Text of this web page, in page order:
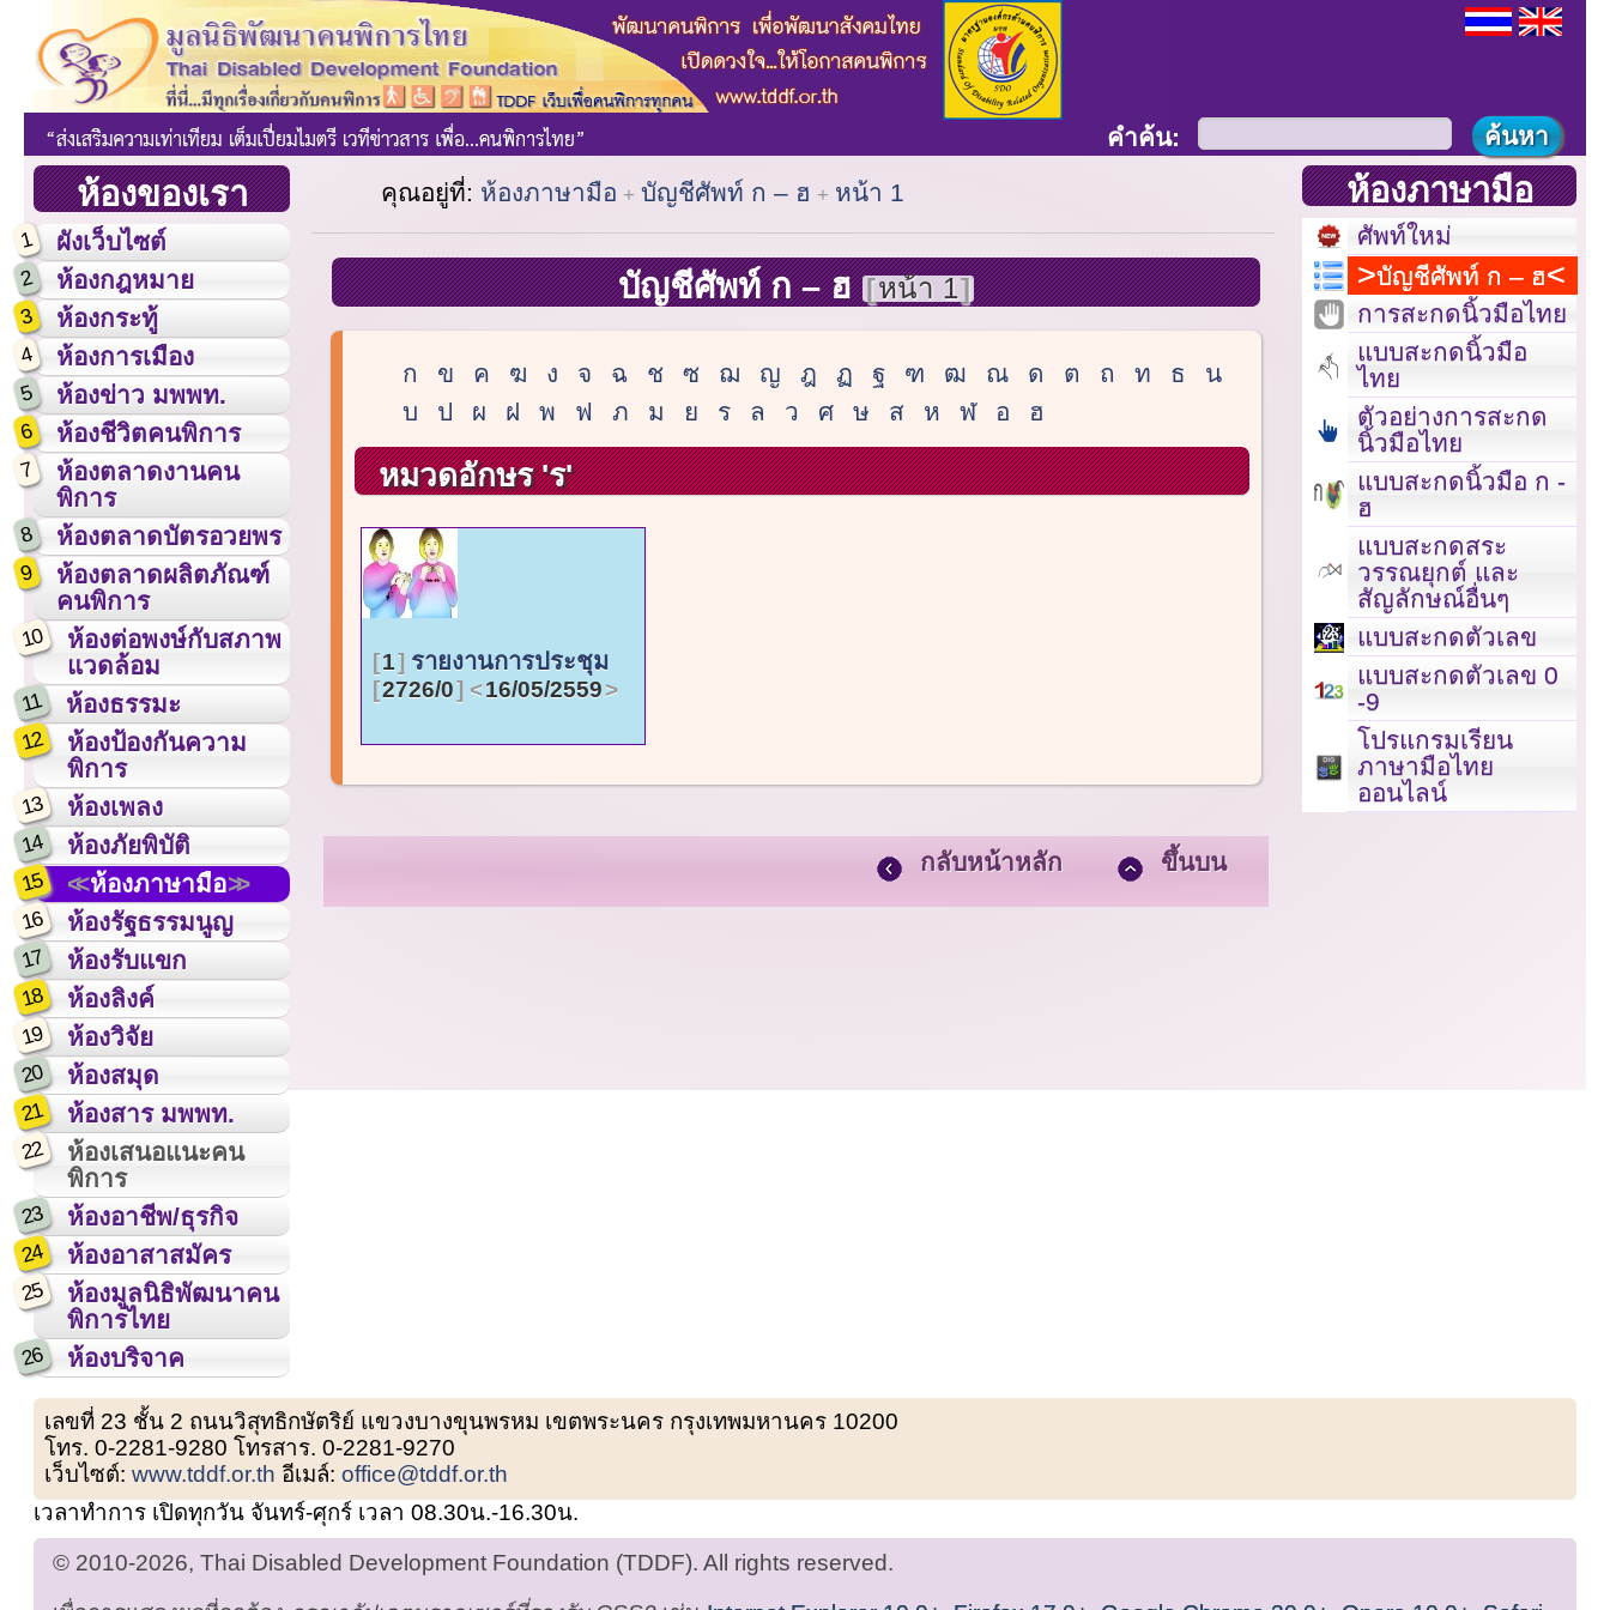
ห้องของเรา
1 ผังเว็บไซต์
2 ห้องกฎหมาย
3 ห้องกระทู้
4 ห้องการเมือง
5 ห้องข่าว มพพท.
6 ห้องชีวิตคนพิการ
7
ห้องตลาดงานคน
พิการ
8 ห้องตลาดบัตรอวยพร
9
ห้องตลาดผลิตภัณฑ์
คนพิการ
10
ห้องต่อพงษ์กับสภาพ
แวดล้อม
11 ห้องธรรมะ
12
ห้องป้องกันความ
พิการ
13 ห้องเพลง
14 ห้องภัยพิบัติ
15 ห้องภาษามือ
16 ห้องรัฐธรรมนูญ
17 ห้องรับแขก
18 ห้องลิงค์
19 ห้องวิจัย
20 ห้องสมุด
21 ห้องสาร มพพท.
22
ห้องเสนอแนะคน
พิการ
23 ห้องอาชีพ/ธุรกิจ
24 ห้องอาสาสมัคร
25
ห้องมูลนิธิพัฒนาคน
พิการไทย
26 ห้องบริจาค
คำค้น:
คุณอยู่ที่: ห้องภาษามือ บัญชีศัพท์ ก – ฮ หน้า 1
บัญชีศัพท์ ก – ฮ หน้า 1
ก ข ค ฆ ง จ ฉ ช ซ ฌ ญ ฎ ฏ ฐ ฑ ฒ ณ ด ต ถ ท ธ
น
บ
ป ผ ฝ พ ฟ ภ ม ย ร ล ว ศ ษ ส ห ฬ อ ฮ
หมวดอักษร 'ร'
1 รายงานการประชุม
2726/0 16/05/2559
กลับหน้าหลัก ขึ้นบน
ห้องภาษามือ
ศัพท์ใหม่
บัญชีศัพท์ ก – ฮ
การสะกดนิ้วมือไทย
แบบสะกดนิ้วมือ
ไทย
ตัวอย่างการสะกด
นิ้วมือไทย
แบบสะกดนิ้วมือ ก -
ฮ
แบบสะกดสระ
วรรณยุกต์ และ
สัญลักษณ์อื่นๆ
แบบสะกดตัวเลข
แบบสะกดตัวเลข 0
-9
โปรแกรมเรียน
ภาษามือไทย
ออนไลน์
เลขที่ 23 ชั้น 2 ถนนวิสุทธิกษัตริย์ แขวงบางขุนพรหม เขตพระนคร กรุงเทพมหานคร 10200
โทร. 0-2281-9280 โทรสาร. 0-2281-9270
เว็บไซต์:www.tddf.or.th อีเมล์:office@tddf.or.th
เวลาทำการ เปิดทุกวัน จันทร์-ศุกร์ เวลา 08.30น.-16.30น.
© 2010-2026, Thai Disabled Development Foundation (TDDF). All rights reserved.